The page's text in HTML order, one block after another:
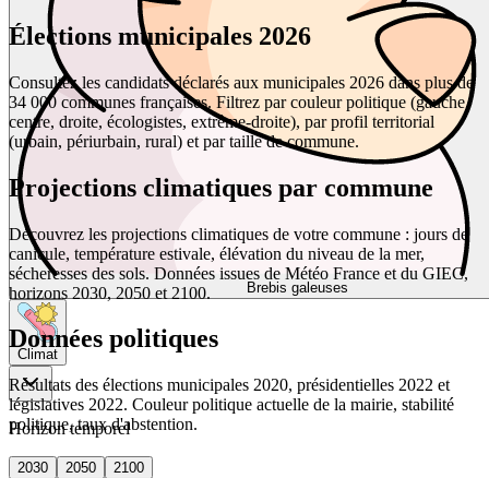
Brebis galeuses
Climat
Horizon temporel
2030 2050
2100
Élections municipales 2026
Consultez les candidats déclarés aux municipales 2026 dans plus de
34 000 communes françaises. Filtrez par couleur politique (gauche,
centre, droite, écologistes, extrême-droite), par profil territorial
(urbain, périurbain, rural) et par taille de commune.
Projections climatiques par commune
Découvrez les projections climatiques de votre commune : jours de
canicule, température estivale, élévation du niveau de la mer,
sécheresses des sols. Données issues de Météo France et du GIEC,
horizons 2030, 2050 et 2100.
Données politiques
Résultats des élections municipales 2020, présidentielles 2022 et
législatives 2022. Couleur politique actuelle de la mairie, stabilité
politique, taux d'abstention.